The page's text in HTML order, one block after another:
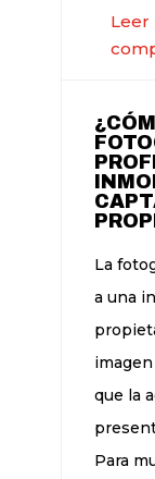
Leer
La
a una
que la
Para